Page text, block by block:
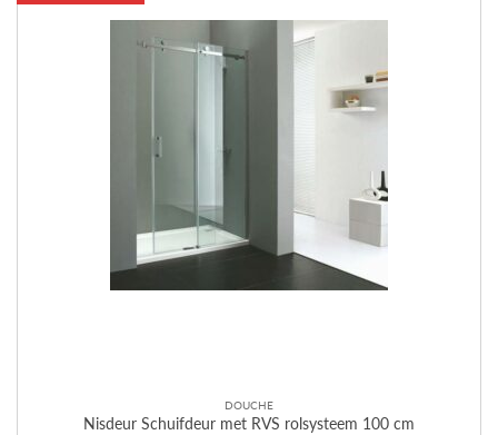
DOUCHE
Nisdeur Schuifdeur met RVS rolsysteem 100 cm